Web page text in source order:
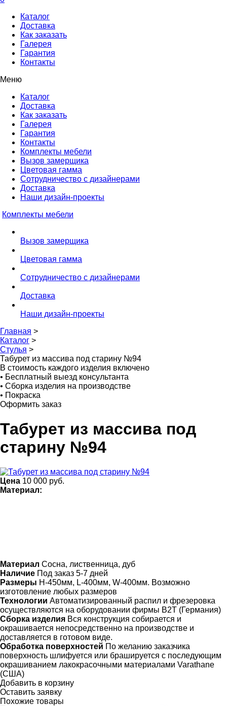
Каталог
Доставка
Как заказать
Галерея
Гарантия
Контакты
Меню
Каталог
Доставка
Как заказать
Галерея
Гарантия
Контакты
Комплекты мебели
Вызов замерщика
Цветовая гамма
Сотрудничество с дизайнерами
Доставка
Наши дизайн-проекты
Комплекты мебели
Вызов замерщика
Цветовая гамма
Сотрудничество с дизайнерами
Доставка
Наши дизайн-проекты
Главная >
Каталог >
Стулья >
Табурет из массива под старину №94
В стоимость каждого изделия включено
• Бесплатный выезд консультанта
• Сборка изделия на производстве
• Покраска
Оформить заказ
Табурет из массива под
старину №94
Цена 10 000 руб.
Материал:
Материал Сосна, лиственница, дуб
Наличие Под заказ 5-7 дней
Размеры H-450мм, L-400мм, W-400мм. Возможно
изготовление любых размеров
Технологии Автоматизированный распил и фрезеровка
осуществляются на оборудовании фирмы B2T (Германия)
Сборка изделия Вся конструкция собирается и
окрашивается непосредственно на производстве и
доставляется в готовом виде.
Обработка поверхностей По желанию заказчика
поверхность шлифуется или брашируется с последующим
окрашиванием лакокрасочными материалами Varathane
(США)
Добавить в корзину
Оставить заявку
Похожие товары